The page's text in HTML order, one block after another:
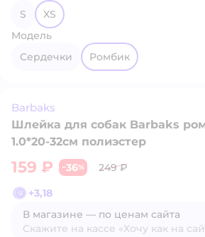
S
XS
Модель
Сердечки
Ромбик
Barbaks
Шлейка для собак Barbaks
1.0*20-32см полиэстер
159 ₽ −36%
249 ₽
+3,18
В магазине — по ценам сайта
Скажите на кассе «Хочу как на